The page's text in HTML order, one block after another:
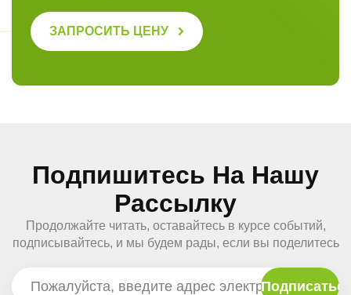
ЗАПРОСИТЬ ЦЕНУ
Подпишитесь На Нашу
Рассылку
Продолжайте читать, оставайтесь в курсе событий,
подписывайтесь, и мы будем рады, если вы поделитесь